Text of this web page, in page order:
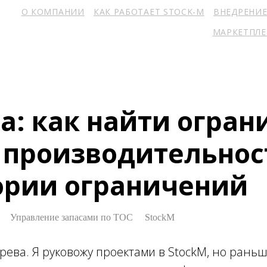
О КОМПАНИИ КАК РАБОТАЕТ STOCK-M
ВНЕДРЕНИЕ
как найти
ограничений
Управление запасами по ТОС StockM
Я руковожу проектами в StockM, но